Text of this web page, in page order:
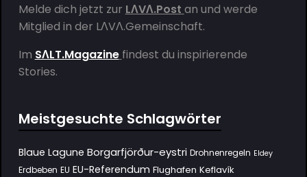
Melde dich jetzt zur LΛVΛ.Post an und werde
Mitglied in der LΛVΛ.Gemeinschaft.
Im SΛLT.Magazine findest du inspirierende
Stories.
Meistgesuchte Schlagwörter
Blaue Lagune Borgarfjörður-eystri Drohnenregeln Eldey
Erdbeben EU EU-Referendum Flughafen Keflavík